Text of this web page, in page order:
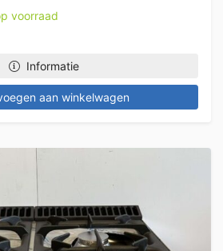
voorraad
Informatie
aan winkelwagen